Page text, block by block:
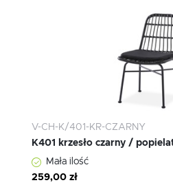
V-CH-K/401-KR-CZARNY
K401 krzesło czarny /
Mała ilość
259,00 zł